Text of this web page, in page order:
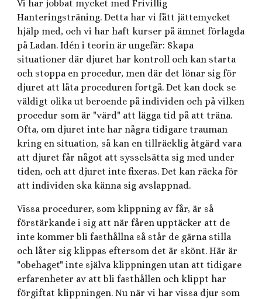
Vi har jobbat mycket med Frivillig
Hanteringsträning. Detta har vi fått jättemycket
hjälp med, och vi har haft kurser på ämnet förlagda
på Ladan. Idén i teorin är ungefär: Skapa
situationer där djuret har kontroll och kan starta
och stoppa en procedur, men där det lönar sig för
djuret att låta proceduren fortgå. Det kan dock se
väldigt olika ut beroende på individen och på vilken
procedur som är "värd" att lägga tid på att träna.
Ofta, om djuret inte har några tidigare trauman
kring en situation, så kan en tillräcklig åtgärd vara
att djuret får något att sysselsätta sig med under
tiden, och att djuret inte fixeras. Det kan räcka för
att individen ska känna sig avslappnad.
Vissa procedurer, som klippning av får, är så
förstärkande i sig att när fåren upptäcker att de
inte kommer bli fasthållna så står de gärna stilla
och låter sig klippas eftersom det är skönt. Här är
"obehaget" inte själva klippningen utan att tidigare
erfarenheter av att bli fasthållen och klippt har
förgiftat klippningen. Nu när vi har vissa djur som